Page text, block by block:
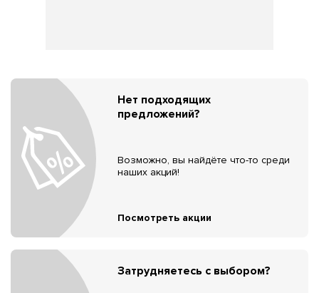
Нет подходящих
предложений?
Возможно, вы найдёте что-то среди
наших акций!
Посмотреть акции
Затрудняетесь с выбором?